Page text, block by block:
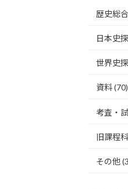
歴史総合
日本史
世界史
資料(70)
考査・
旧課程
その他